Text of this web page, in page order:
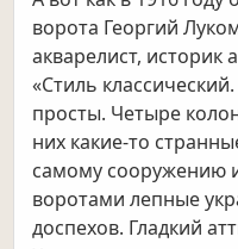
ворота Георгий
акварелист, историк
«Стиль
просты. Четыре
них какие-то
самому сооружению
воротами лепные
доспехов. Гладкий